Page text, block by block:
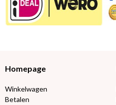
Homepage
Winkelwagen
Betalen